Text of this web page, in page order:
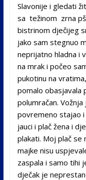
Slavonije i gledati
sa težinom zrna
bistrinom dječijeg
jako sam stegnuo
neprijatno hladna i
na mrak i počeo
pukotinu na
pomalo obasjavala
polumračan.
povremeno stajao i
jauci i plač žena i
plakati. Moj plač se
majke nisu
zaspala i samo tihi
dječak je